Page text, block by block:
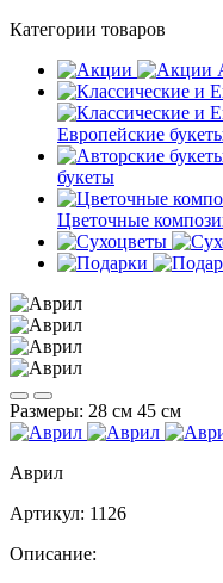
Категории товаров
Европейские
букеты
Цветочные
Размеры: 28 см 45 см
Аврил
Артикул: 1126
Описание: